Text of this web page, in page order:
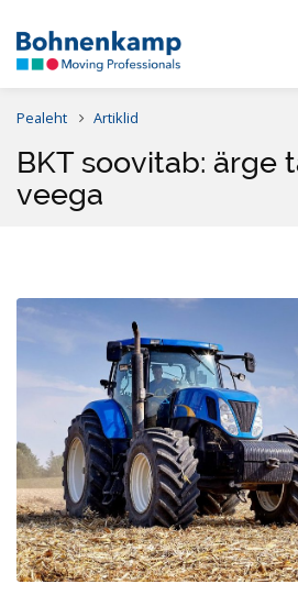
Pealeht Artiklid
BKT soovitab: ärge
veega